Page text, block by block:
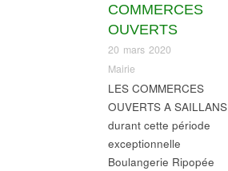
COMMERCES
OUVERTS
20 mars 2020
Mairie
LES COMMERCES
OUVERTS A SAILLANS
durant cette période
exceptionnelle
Boulangerie Ripopée